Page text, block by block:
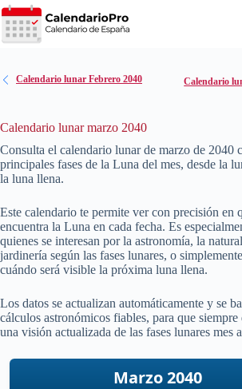
Saltar
al
contenido
Calendario lunar Febrero 2040 Calendario
Calendario lunar marzo 2040
Consulta el calendario lunar de marzo de 2040
principales fases de la Luna del mes, desde la
la luna llena.
Este calendario te permite ver con precisión en
encuentra la Luna en cada fecha. Es
quienes se interesan por la astronomía, la
jardinería según las fases lunares, o
cuándo será visible la próxima luna llena.
Los datos se actualizan automáticamente y se
cálculos astronómicos fiables, para que siempre
una visión actualizada de las fases lunares mes
Marzo 2040